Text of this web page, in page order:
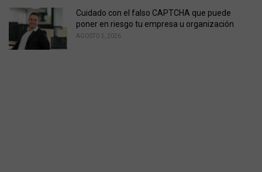
Cuidado con el falso CAPTCHA que puede
poner en riesgo tu empresa u organización
AGOSTO 5, 2026